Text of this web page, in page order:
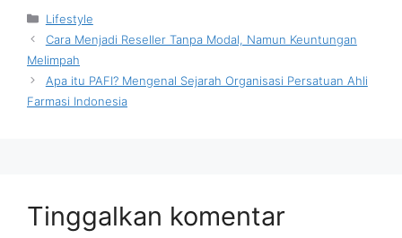
Kategori
Lifestyle
Cara Menjadi Reseller Tanpa Modal, Namun Keuntungan
Melimpah
Apa itu PAFI? Mengenal Sejarah Organisasi Persatuan Ahli
Farmasi Indonesia
Tinggalkan komentar